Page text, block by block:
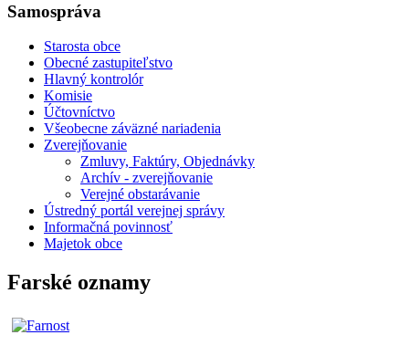
Samospráva
Starosta obce
Obecné zastupiteľstvo
Hlavný kontrolór
Komisie
Účtovníctvo
Všeobecne záväzné nariadenia
Zverejňovanie
Zmluvy, Faktúry, Objednávky
Archív - zverejňovanie
Verejné obstarávanie
Ústredný portál verejnej správy
Informačná povinnosť
Majetok obce
Farské oznamy